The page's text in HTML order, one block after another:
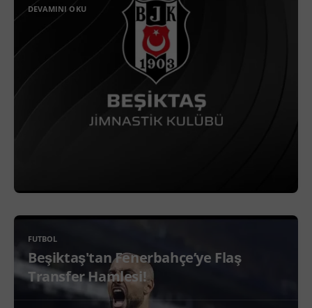
DEVAMINI OKU
FUTBOL
Beşiktaş'tan Fenerbahçe’ye Flaş
Transfer Hamlesi!